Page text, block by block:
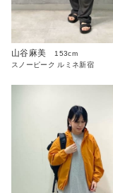
山谷麻美
153cm
スノーピーク ルミネ新宿